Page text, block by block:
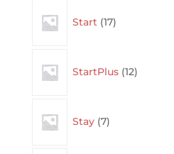
Start 17products
StartPlus 12products
Stay 7products